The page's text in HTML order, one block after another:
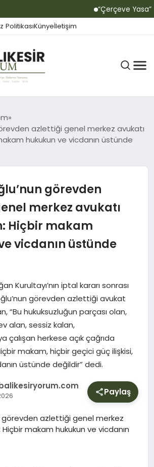
“Çerçeve Yasa”
PolitikasıKünyeİletişim
azlettiği genel merkez avukatı
hukukun ve vicdanın üstünde
görevden
merkez avukatı
Hiçbir makam
vicdanın üstünde
Kurultayı’nın iptal kararı sonrası
görevden azlettiği avukat
“Bu hukuksuzluğun parçası olan,
alan, sessiz kalan,
çalışan herkese açık çağrıda
makam, hiçbir geçici güç ilişkisi,
üstünde değildir” dedi.
Paylaş